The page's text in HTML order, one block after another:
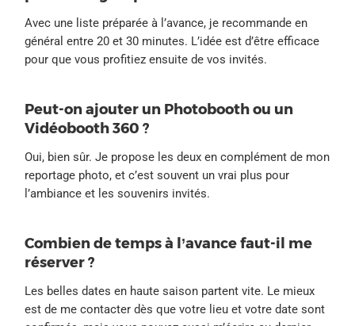
Avec une liste préparée à l’avance, je recommande en
général entre 20 et 30 minutes. L’idée est d’être efficace
pour que vous profitiez ensuite de vos invités.
Peut-on ajouter un Photobooth ou un
Vidéobooth 360 ?
Oui, bien sûr. Je propose les deux en complément de mon
reportage photo, et c’est souvent un vrai plus pour
l’ambiance et les souvenirs invités.
Combien de temps à l’avance faut-il me
réserver ?
Les belles dates en haute saison partent vite. Le mieux
est de me contacter dès que votre lieu et votre date sont